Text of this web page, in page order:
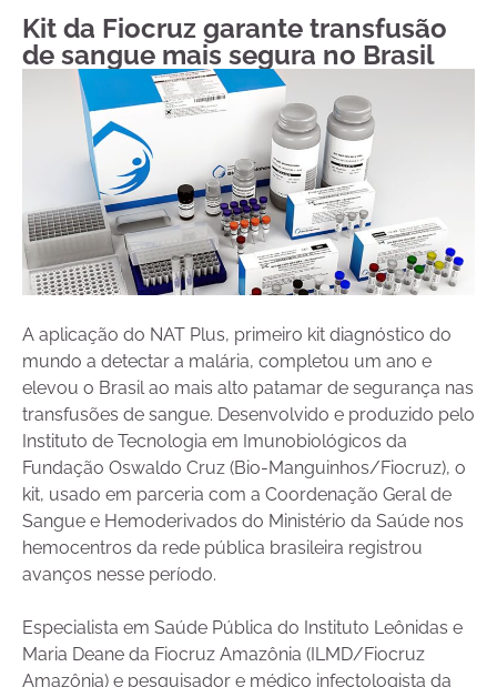
Kit da Fiocruz garante transfusão
de sangue mais segura no Brasil
A aplicação do NAT Plus, primeiro kit diagnóstico do
mundo a detectar a malária, completou um ano e
elevou o Brasil ao mais alto patamar de segurança nas
transfusões de sangue. Desenvolvido e produzido pelo
Instituto de Tecnologia em Imunobiológicos da
Fundação Oswaldo Cruz (Bio-Manguinhos/Fiocruz), o
kit, usado em parceria com a Coordenação Geral de
Sangue e Hemoderivados do Ministério da Saúde nos
hemocentros da rede pública brasileira registrou
avanços nesse período.
Especialista em Saúde Pública do Instituto Leônidas e
Maria Deane da Fiocruz Amazônia (ILMD/Fiocruz
Amazônia) e pesquisador e médico infectologista da